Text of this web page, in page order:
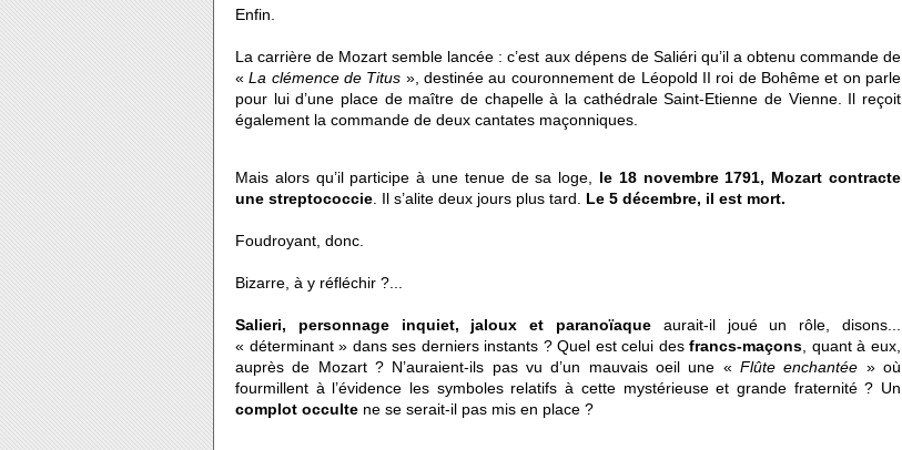
Enfin.
La carrière de Mozart semble lancée : c’est aux dépens de Saliéri qu’il a obtenu commande de
«La clémence de Titus », destinée au couronnement de Léopold II roi de Bohême et on parle
pour lui d’une place de maître de chapelle à la cathédrale Saint-Etienne de Vienne. Il reçoit
également la commande de deux cantates maçonniques.
Mais alors qu’il participe à une tenue de sa loge, le 18 novembre 1791, Mozart contracte
une streptococcie . Il s’alite deux jours plus tard. Le 5 décembre, il est mort.
Foudroyant, donc.
Bizarre, à y réfléchir ?...
Salieri, personnage inquiet, jaloux et paranoïaque aurait-il joué un rôle, disons...
« déterminant » dans ses derniers instants ? Quel est celui desfrancs-maçons , quant à eux,
auprès de Mozart ? N’auraient-ils pas vu d’un mauvais oeil une « Flûte enchantée » où
fourmillent à l’évidence les symboles relatifs à cette mystérieuse et grande fraternité ? Un
complot occulte ne se serait-il pas mis en place ?